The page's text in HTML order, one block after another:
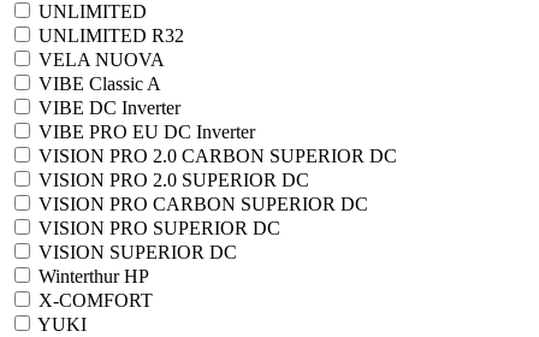
UNLIMITED
UNLIMITED R32
VELA NUOVA
VIBE Classic A
VIBE DC Inverter
VIBE PRO EU DC Inverter
VISION PRO 2.0 CARBON SUPERIOR DC
VISION PRO 2.0 SUPERIOR DC
VISION PRO CARBON SUPERIOR DC
VISION PRO SUPERIOR DC
VISION SUPERIOR DC
Winterthur HP
X-COMFORT
YUKI